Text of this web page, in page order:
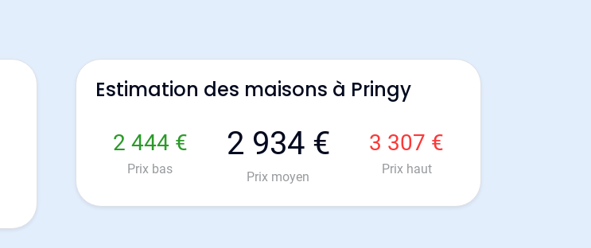
Estimation des maisons à Pringy
2 444 €
Prix bas
2 934 €
Prix moyen
3 307 €
Prix haut